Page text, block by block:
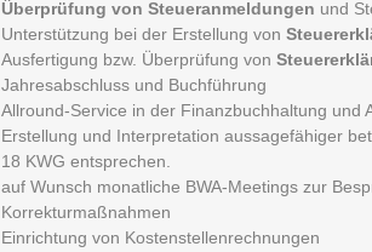
Überprüfung von Steueranmeldungen und
Unterstützung bei der Erstellung von
Ausfertigung bzw. Überprüfung von
Jahresabschluss und Buchführung
Allround-Service in der Finanzbuchhaltung und
Erstellung und Interpretation aussagefähiger
18 KWG entsprechen.
auf Wunsch monatliche BWA-Meetings zur
Korrekturmaßnahmen
Einrichtung von Kostenstellenrechnungen